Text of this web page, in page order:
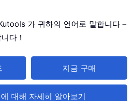
가 귀하의 언어로 말합니다 –
다！
지금 구매
대해 자세히 알아보기